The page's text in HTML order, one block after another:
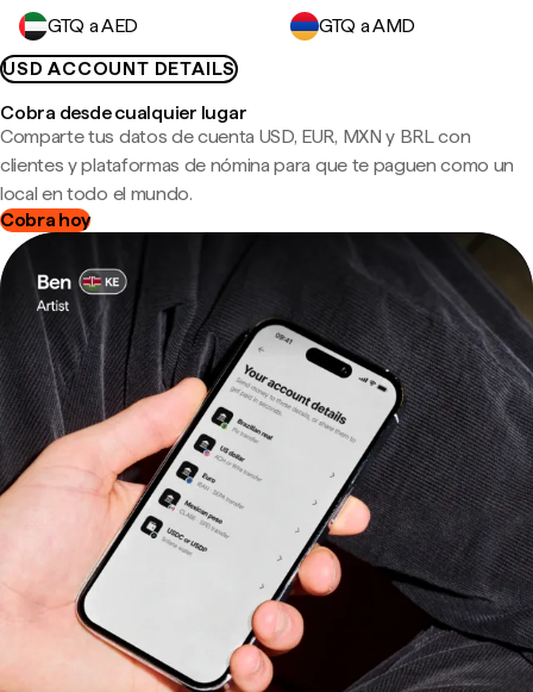
GTQ a AED
GTQ a AMD
USD ACCOUNT DETAILS
Cobra desde cualquier lugar
Comparte tus datos de cuenta USD, EUR, MXN y BRL con
clientes y plataformas de nómina para que te paguen como un
local en todo el mundo.
Cobra hoy